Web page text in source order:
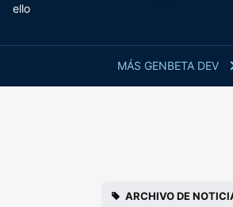
MÁS GENBETA DEV
ello
ARCHIVO DE